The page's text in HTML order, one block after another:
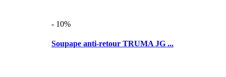
- 10%
Soupape anti-retour TRUMA JG ...